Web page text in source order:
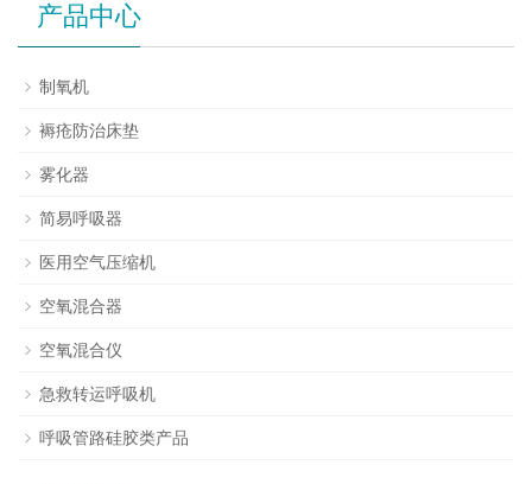
产品中心
制氧机
褥疮防治床垫
雾化器
简易呼吸器
医用空气压缩机
空氧混合器
空氧混合仪
急救转运呼吸机
呼吸管路硅胶类产品